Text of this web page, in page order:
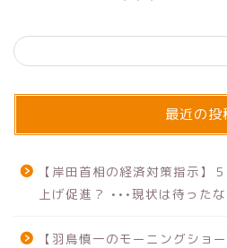
最近の投
【岸田首相の経済対策指示】
上げ促進？ •••現状は待ったな
【羽鳥慎一のモーニングショ